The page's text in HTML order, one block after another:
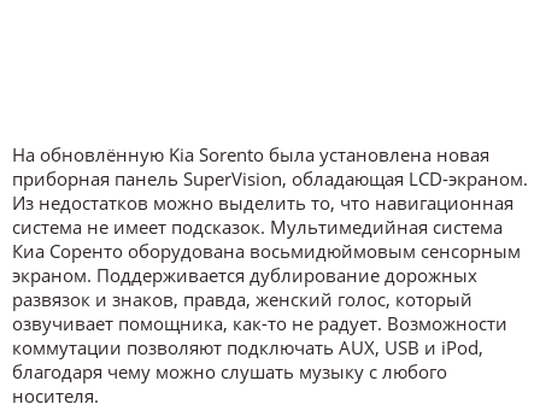
На обновлённую Kia Sorento была установлена новая
приборная панель SuperVision, обладающая LCD-экраном.
Из недостатков можно выделить то, что навигационная
система не имеет подсказок. Мультимедийная система
Киа Соренто оборудована восьмидюймовым сенсорным
экраном. Поддерживается дублирование дорожных
развязок и знаков, правда, женский голос, который
озвучивает помощника, как-то не радует. Возможности
коммутации позволяют подключать AUX, USB и iPod,
благодаря чему можно слушать музыку с любого
носителя.